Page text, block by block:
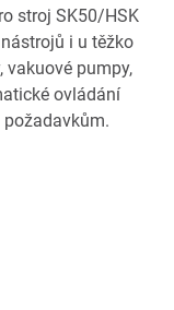
stroj SK50/HSK
i u těžko
pumpy,
ovládání